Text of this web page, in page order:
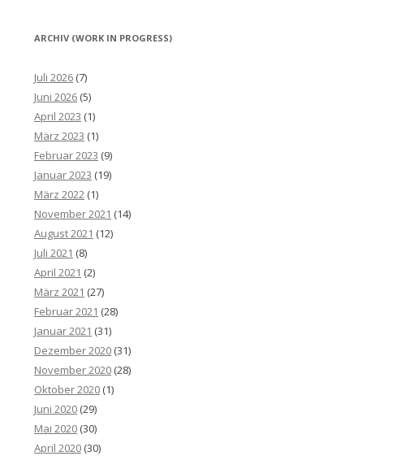
ARCHIV (WORK IN PROGRESS)
Juli 2026 (7)
Juni 2026 (5)
April 2023 (1)
März 2023 (1)
Februar 2023 (9)
Januar 2023 (19)
März 2022 (1)
November 2021 (14)
August 2021 (12)
Juli 2021 (8)
April 2021 (2)
März 2021 (27)
Februar 2021 (28)
Januar 2021 (31)
Dezember 2020 (31)
November 2020 (28)
Oktober 2020 (1)
Juni 2020 (29)
Mai 2020 (30)
April 2020 (30)